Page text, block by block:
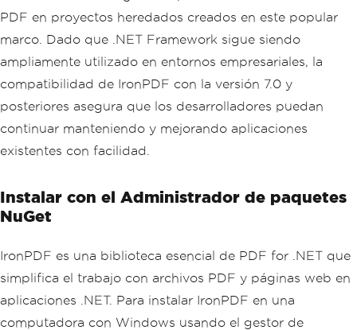
PDF en proyectos heredados creados en este popular
marco. Dado que .NET Framework sigue siendo
ampliamente utilizado en entornos empresariales, la
compatibilidad de IronPDF con la versión 7.0 y
posteriores asegura que los desarrolladores puedan
continuar manteniendo y mejorando aplicaciones
existentes con facilidad.
Instalar con el Administrador de paquetes
NuGet
IronPDF es una biblioteca esencial de PDF for .NET que
simplifica el trabajo con archivos PDF y páginas web en
aplicaciones .NET. Para instalar IronPDF en una
computadora con Windows usando el gestor de